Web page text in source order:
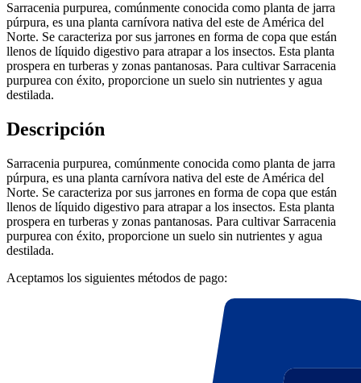
Sarracenia purpurea, comúnmente conocida como planta de jarra
púrpura, es una planta carnívora nativa del este de América del
Norte. Se caracteriza por sus jarrones en forma de copa que están
llenos de líquido digestivo para atrapar a los insectos. Esta planta
prospera en turberas y zonas pantanosas. Para cultivar Sarracenia
purpurea con éxito, proporcione un suelo sin nutrientes y agua
destilada.
Descripción
Sarracenia purpurea, comúnmente conocida como planta de jarra
púrpura, es una planta carnívora nativa del este de América del
Norte. Se caracteriza por sus jarrones en forma de copa que están
llenos de líquido digestivo para atrapar a los insectos. Esta planta
prospera en turberas y zonas pantanosas. Para cultivar Sarracenia
purpurea con éxito, proporcione un suelo sin nutrientes y agua
destilada.
Aceptamos los siguientes métodos de pago: